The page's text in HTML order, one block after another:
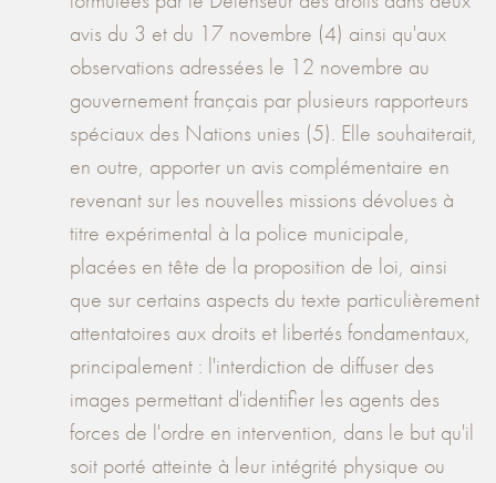
avis du 3 et du 17 novembre (4) ainsi qu'aux
observations adressées le 12 novembre au
gouvernement français par plusieurs rapporteurs
spéciaux des Nations unies (5). Elle souhaiterait,
en outre, apporter un avis complémentaire en
revenant sur les nouvelles missions dévolues à
titre expérimental à la police municipale,
placées en tête de la proposition de loi, ainsi
que sur certains aspects du texte particulièrement
attentatoires aux droits et libertés fondamentaux,
principalement : l'interdiction de diffuser des
images permettant d'identifier les agents des
forces de l'ordre en intervention, dans le but qu'il
soit porté atteinte à leur intégrité physique ou